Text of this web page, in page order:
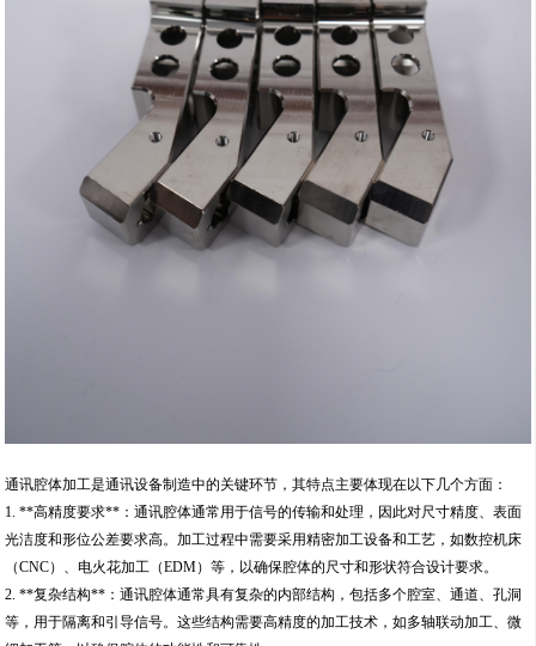
通讯腔体加工是通讯设备制造中的关键环节，其特点主要体现在以下几个方面：
1. **高精度要求**：通讯腔体通常用于信号的传输和处理，因此对尺寸精度、表面
光洁度和形位公差要求高。加工过程中需要采用精密加工设备和工艺，如数控机床
（CNC）、电火花加工（EDM）等，以确保腔体的尺寸和形状符合设计要求。
2. **复杂结构**：通讯腔体通常具有复杂的内部结构，包括多个腔室、通道、孔洞
等，用于隔离和引导信号。这些结构需要高精度的加工技术，如多轴联动加工、微